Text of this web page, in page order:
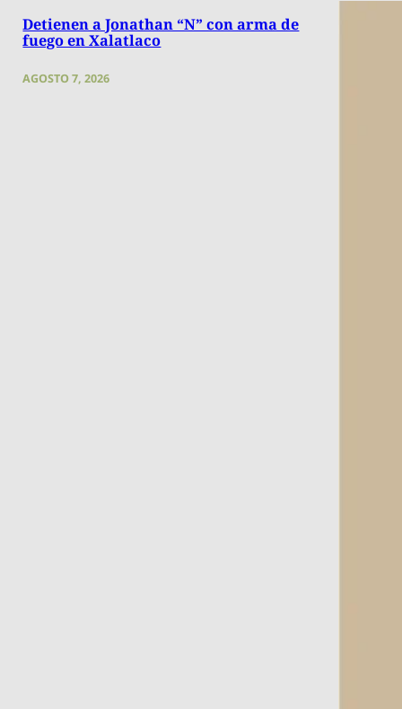
Detienen a Jonathan “N” con arma de
fuego en Xalatlaco
AGOSTO 7, 2026